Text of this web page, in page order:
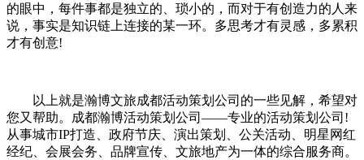
的眼中，每件事都是独立的、琐小的，而对于有创造力的人来
说，事实是知识链上连接的某一环。多思考才有灵感，多累积
才有创意!
以上就是瀚博文旅成都活动策划公司的一些见解，希望对
您又帮助。成都瀚博活动策划公司——专业的活动策划公司!
从事城市IP打造、政府节庆、演出策划、公关活动、明星网红
经纪、会展会务、品牌宣传、文旅地产为一体的综合服务商。